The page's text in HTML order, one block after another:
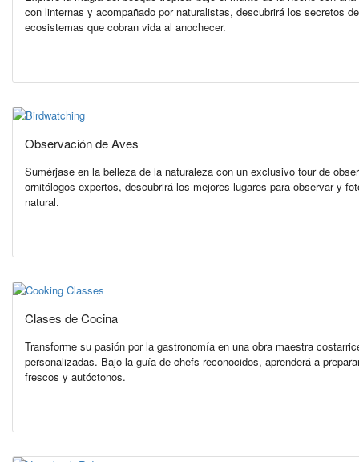
con linternas y acompañado por naturalistas, descubrirá los secretos
ecosistemas que cobran vida al anochecer.
Observación de Aves
Sumérjase en la belleza de la naturaleza con un exclusivo tour de
ornitólogos expertos, descubrirá los mejores lugares para observar y
natural.
Clases de Cocina
Transforme su pasión por la gastronomía en una obra maestra
personalizadas. Bajo la guía de chefs reconocidos, aprenderá a
frescos y autóctonos.